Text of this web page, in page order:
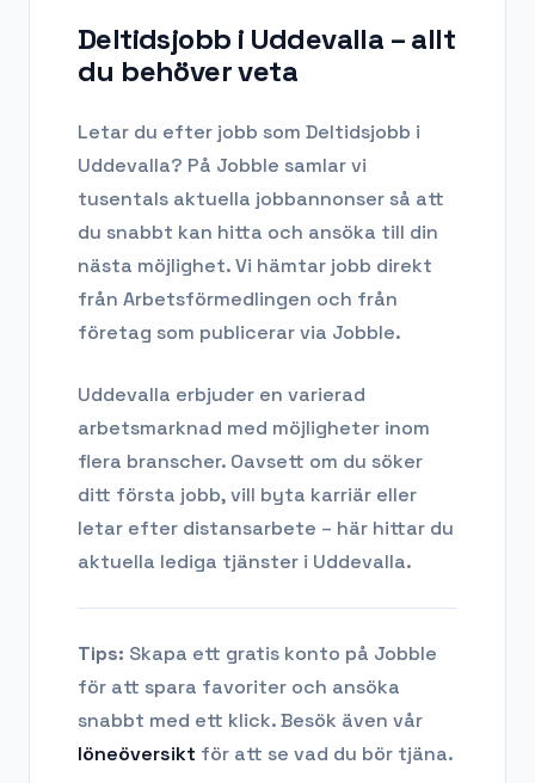
Deltidsjobb i Uddevalla – allt
du behöver veta
Letar du efter jobb som Deltidsjobb i
Uddevalla? På Jobble samlar vi
tusentals aktuella jobbannonser så att
du snabbt kan hitta och ansöka till din
nästa möjlighet. Vi hämtar jobb direkt
från Arbetsförmedlingen och från
företag som publicerar via Jobble.
Uddevalla erbjuder en varierad
arbetsmarknad med möjligheter inom
flera branscher. Oavsett om du söker
ditt första jobb, vill byta karriär eller
letar efter distansarbete – här hittar du
aktuella lediga tjänster i Uddevalla.
Tips: Skapa ett gratis konto på Jobble
för att spara favoriter och ansöka
snabbt med ett klick. Besök även vår
löneöversikt för att se vad du bör tjäna.